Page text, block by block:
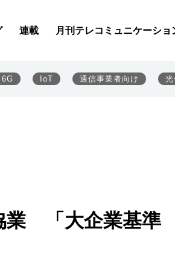
連載 月刊テレコミュニケーショ
6G IoT 通信事業者向け 光
業 「大企業基準